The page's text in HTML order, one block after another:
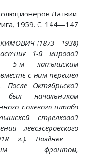
Латвии.
1959. С. 144—147
(1873—1938)
1-й мировой
5-м латышским
с ним перешел
Октябрьской
был начальником
полевого штаба
стрелковой
левоэсеровского
г.). Позднее —
фронтом,